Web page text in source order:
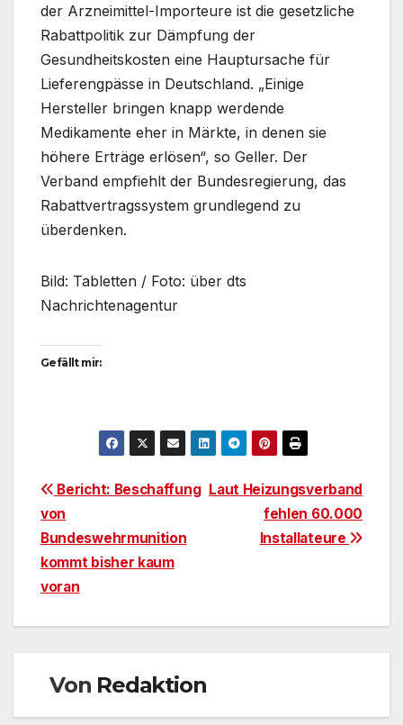
der Arzneimittel-Importeure ist die gesetzliche
Rabattpolitik zur Dämpfung der
Gesundheitskosten eine Hauptursache für
Lieferengpässe in Deutschland. „Einige
Hersteller bringen knapp werdende
Medikamente eher in Märkte, in denen sie
höhere Erträge erlösen“, so Geller. Der
Verband empfiehlt der Bundesregierung, das
Rabattvertragssystem grundlegend zu
überdenken.
Bild: Tabletten / Foto: über dts
Nachrichtenagentur
Gefällt mir:
Beitragsnavigation
Laut Heizungsverband
fehlen 60.000
Installateure
Bericht: Beschaffung
von
Bundeswehrmunition
kommt bisher kaum
voran
Von Redaktion